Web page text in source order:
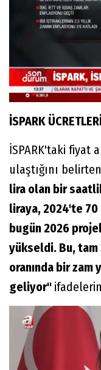
İSPARK
İSPARK'taki fiyat
ulaştığını
lira olan bir
liraya, 2024'te
bugün 2026
yükseldi. Bu, tam
oranında bir zam
geliyor"